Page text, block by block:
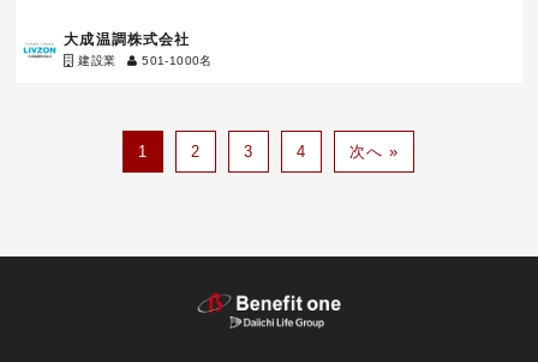
大成温調株式会社
建設業 501-1000名
稿
ー
1 2 3 4 次へ »